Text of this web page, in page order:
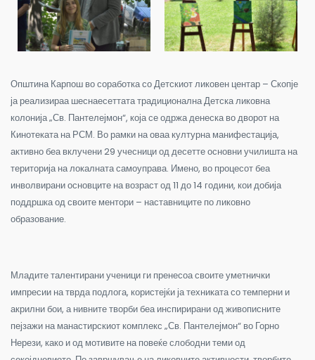
Општина Карпош во соработка со Детскиот ликовен центар – Скопје
ја реализираа шеснаесеттата традиционална Детска ликовна
колонија „Св. Пантелејмон“, која се одржа денеска во дворот на
Кинотеката на РСМ. Во рамки на оваа културна манифестација,
активно беа вклучени 29 учесници од десетте основни училишта на
територија на локалната самоуправа. Имено, во процесот беа
инволвирани основците на возраст од 11 до 14 години, кои добија
поддршка од своите ментори – наставниците по ликовно
образование.
Младите талентирани ученици ги пренесоа своите уметнички
импресии на тврда подлога, користејќи ја техниката со темперни и
акрилни бои, а нивните творби беа инспирирани од живописните
пејзажи на манастирскиот комплекс „Св. Пантелејмон“ во Горно
Нерези, како и од мотивите на повеќе слободни теми од